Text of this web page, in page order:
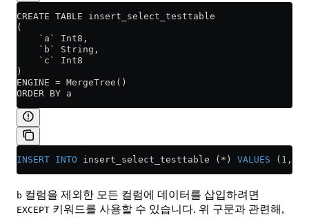
CREATE TABLE insert_select_testtable
(
    `a` Int8,
    `b` String,
    `c` Int8
)
ENGINE = MergeTree()
ORDER BY a
INSERT INTO insert_select_testtable ( * ) VALUES ( 1 ,
b 컬럼을 제외한 모든 컬럼에 데이터를 삽입하려면
EXCEPT 키워드를 사용할 수 있습니다. 위 구문과 관련해,